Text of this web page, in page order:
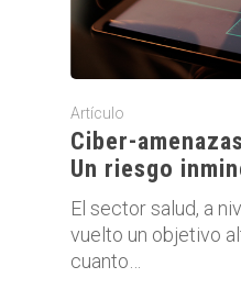
Artículo
Ciber-
Un riesgo
El sector salud, a
vuelto un objetivo
cuanto…